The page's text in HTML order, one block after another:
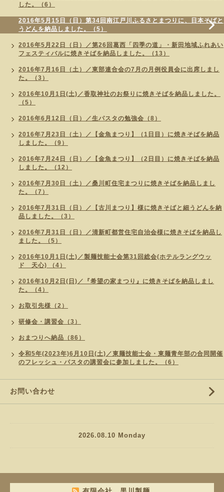
した。（6）
2016年5月15日（日）第34回南江戸川ふるさとまつりに、日本そばと
うどんを納品しました。（5）
2016年5月22日（日）／第26回葛西「四季の道」・新田地域ふれあい
フェスティバルに焼きそばを納品しました。（13）
2016年7月16日（土）／東部連合会の7月の月例役員会に出席しまし
た。（3）
2016年10月1日(土)／香取神社のお祭りに焼きそばを納品しました。
（5）
2016年6月12日（日）／生パスタの勉強会（8）
2016年7月23日（土）／【金魚まつり】（1日目）に焼きそばを納品
しました。（9）
2016年7月24日（日）／【金魚まつり】（2日目）に焼きそばを納品
しました。（12）
2016年7月30日（土）／桑川町住宅まつりに焼きそばを納品しまし
た。（7）
2016年7月31日（日）／【古川まつり】様に焼きそばと細うどんを納
品しました。（3）
2016年7月31日（日）／清新町都営住宅自治会様に焼きそばを納品し
ました。（5）
2016年10月1日(土)／製麺技能士会第31回総会(ホテルラングウッ
ド 天心) （4）
2016年10月2日(日)／『希望の家まつり』に焼きそばを納品しまし
た。（4）
お取引先様（2）
研修会・講習会（3）
おまつりへ納品（86）
令和5年(2023年)6月10日(土)／東麺技能士会・東麺青年部の合同開催
のフレッシュ・パスタの講習会に参加しました。（6）
お問い合わせ
2026.08.10 Monday